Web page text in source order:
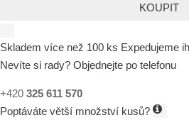
KOUPIT
Skladem více než 100 ks Expedujeme
Nevíte si rady? Objednejte po telefonu
+420 325 611 570
Poptáváte větší množství kusů?